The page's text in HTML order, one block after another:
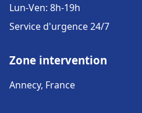
Lun-Ven: 8h-19h
Service d'urgence 24/7
Zone intervention
Annecy, France